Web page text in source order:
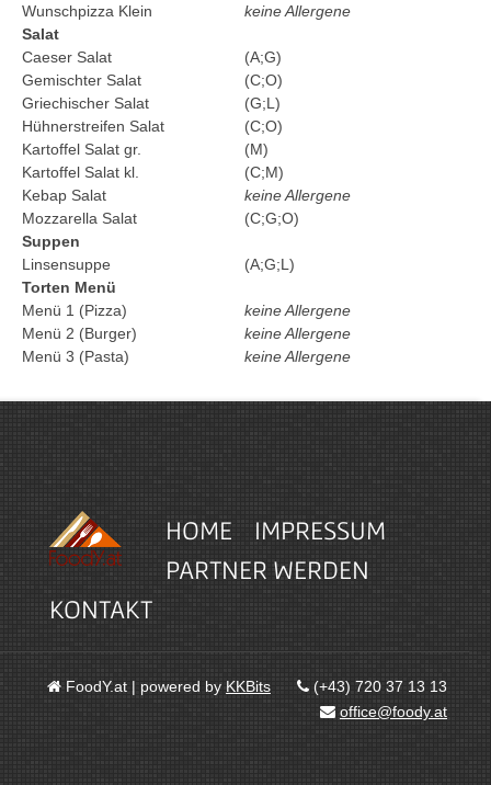
Wunschpizza Klein
keine Allergene
Salat
Caeser Salat
(A;G)
Gemischter Salat
(C;O)
Griechischer Salat
(G;L)
Hühnerstreifen Salat
(C;O)
Kartoffel Salat gr.
(M)
Kartoffel Salat kl.
(C;M)
Kebap Salat
keine Allergene
Mozzarella Salat
(C;G;O)
Suppen
Linsensuppe
(A;G;L)
Torten Menü
Menü 1 (Pizza)
keine Allergene
Menü 2 (Burger)
keine Allergene
Menü 3 (Pasta)
keine Allergene
HOME
IMPRESSUM
PARTNER WERDEN
KONTAKT
FoodY.at | powered by KKBits
(+43) 720 37 13 13
office@foody.at